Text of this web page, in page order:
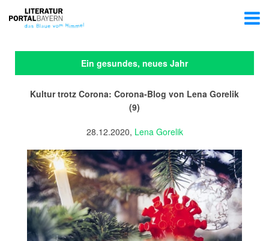
Ein gesundes, neues Jahr
Kultur trotz Corona: Corona-Blog von Lena Gorelik
(9)
28.12.2020, Lena Gorelik